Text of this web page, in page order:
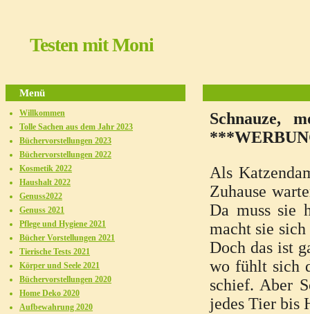
Testen mit Moni
Als
Zuhause
Da muss sie
macht sie
Doch das ist
wo fühlt sich
schief. Aber
jedes Tier bis
Menü
Willkommen
Tolle Sachen aus dem Jahr 2023
Büchervorstellungen 2023
Büchervorstellungen 2022
Kosmetik 2022
Haushalt 2022
Genuss2022
Genuss 2021
Pflege und Hygiene 2021
Bücher Vorstellungen 2021
Tierische Tests 2021
Körper und Seele 2021
Büchervorstellungen 2020
Home Deko 2020
Aufbewahrung 2020